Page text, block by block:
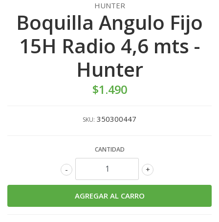
HUNTER
Boquilla Angulo Fijo
15H Radio 4,6 mts -
Hunter
$1.490
SKU: 350300447
CANTIDAD
+
-